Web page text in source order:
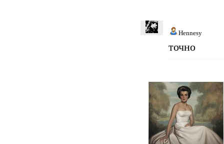
Hennesy
точно